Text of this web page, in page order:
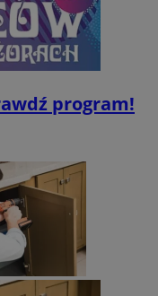
program!